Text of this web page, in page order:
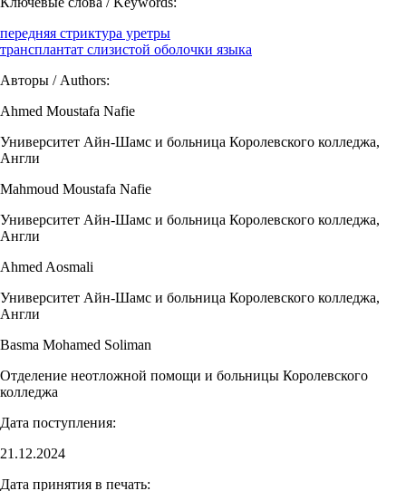
передняя стриктура уретры
трансплантат слизистой оболочки языка
Авторы / Authors:
Ahmed Moustafa Nafie
Университет Айн-Шамс и больница Королевского колледжа,
Англи
Mahmoud Moustafa Nafie
Университет Айн-Шамс и больница Королевского колледжа,
Англи
Ahmed Aosmali
Университет Айн-Шамс и больница Королевского колледжа,
Англи
Basma Mohamed Soliman
Отделение неотложной помощи и больницы Королевского
колледжа
Дата поступления:
21.12.2024
Дата принятия в печать: